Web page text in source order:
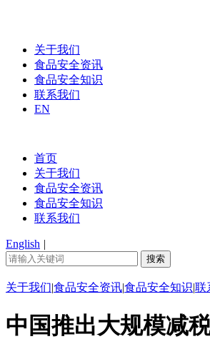
关于我们
食品安全资讯
食品安全知识
联系我们
EN
首页
关于我们
食品安全资讯
食品安全知识
联系我们
English |
关于我们|食品安全资讯|食品安全知识|联
中国推出大规模减